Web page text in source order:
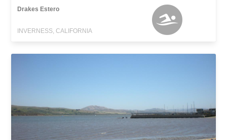
Drakes Estero
INVERNESS, CALIFORNIA